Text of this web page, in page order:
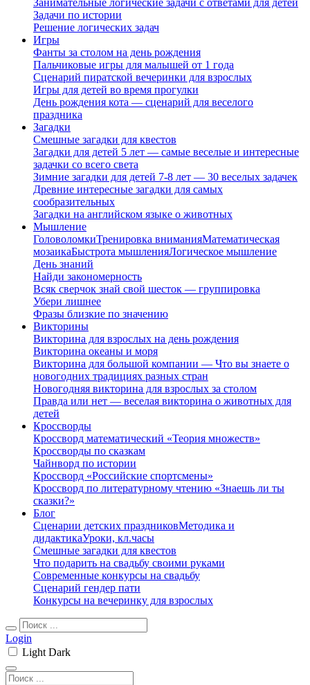
Занимательные логические задачи с ответами для детей
Задачи по истории
Решение логических задач
Игры
Фанты за столом на день рождения
Пальчиковые игры для малышей от 1 года
Сценарий пиратской вечеринки для взрослых
Игры для детей во время прогулки
День рождения кота — сценарий для веселого
праздника
Загадки
Смешные загадки для квестов
Загадки для детей 5 лет — самые веселые и интересные
задачки со всего света
Зимние загадки для детей 7-8 лет — 30 веселых задачек
Древние интересные загадки для самых
сообразительных
Загадки на английском языке о животных
Мышление
ГоловоломкиТренировка вниманияМатематическая
мозаикаБыстрота мышленияЛогическое мышление
День знаний
Найди закономерность
Всяк сверчок знай свой шесток — группировка
Убери лишнее
Фразы близкие по значению
Викторины
Викторина для взрослых на день рождения
Викторина океаны и моря
Викторина для большой компании — Что вы знаете о
новогодних традициях разных стран
Новогодняя викторина для взрослых за столом
Правда или нет — веселая викторина о животных для
детей
Кроссворды
Кроссворд математический «Теория множеств»
Кроссворды по сказкам
Чайнворд по истории
Кроссворд «Российские спортсмены»
Кроссворд по литературному чтению «Знаешь ли ты
сказки?»
Блог
Сценарии детских праздниковМетодика и
дидактикаУроки, кл.часы
Смешные загадки для квестов
Что подарить на свадьбу своими руками
Современные конкурсы на свадьбу
Сценарий гендер пати
Конкурсы на вечеринку для взрослых
Login
Light Dark